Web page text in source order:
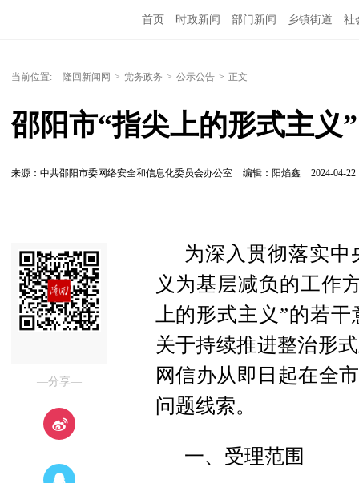
首页 时政新闻 部门新闻 乡镇街道 社
当前位置: 隆回新闻网 > 党务政务 > 公示公告 > 正文
邵阳市“指尖上的形式主义
来源：中共邵阳市委网络安全和信息化委员会办公室 编辑：阳焰鑫 2024-04-22
—分享—
为深入贯彻落实
义为基层减负的工作
上的形式主义”的若
关于持续推进整治形
网信办从即日起在全
问题线索。
一、受理范围